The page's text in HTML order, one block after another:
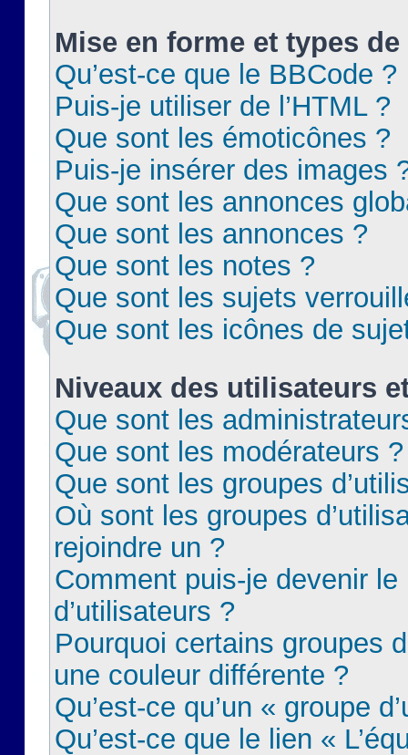
Mise en forme et types
Qu’est-ce que le BBCode ?
Puis-je utiliser de l’HTML ?
Que sont les émoticônes ?
Puis-je insérer des images
Que sont les annonces
Que sont les annonces ?
Que sont les notes ?
Que sont les sujets
Que sont les icônes de
Niveaux des utilisateurs
Que sont les
Que sont les modérateurs ?
Que sont les groupes
Où sont les groupes
rejoindre un ?
Comment puis-je devenir le
d’utilisateurs ?
Pourquoi certains groupes
une couleur différente ?
Qu’est-ce qu’un « groupe
Qu’est-ce que le lien «